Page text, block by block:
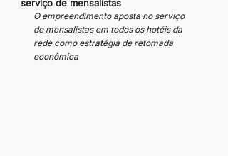
serviço de mensalistas
O empreendimento aposta no serviço
de mensalistas em todos os hotéis da
rede como estratégia de retomada
econômica